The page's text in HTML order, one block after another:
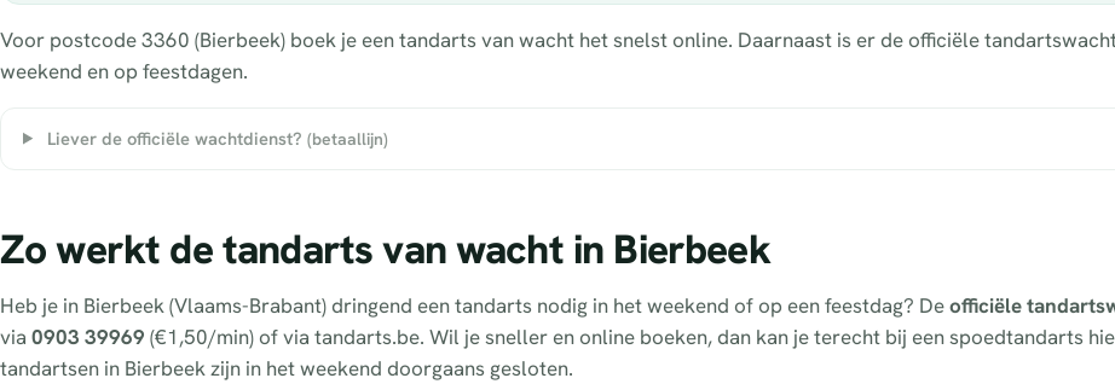
Voor postcode 3360 (Bierbeek) boek je een tandarts van wacht het snelst online. Daarnaast is er de officiële
weekend en op feestdagen.
Liever de officiële wachtdienst? (betaallijn)
Zo werkt de tandarts van wacht in Bierbeek
Heb je in Bierbeek (Vlaams-Brabant) dringend een tandarts nodig in het weekend of op een feestdag? Deofficiële
via 0903 39969 (€1,50/min) of via tandarts.be. Wil je sneller en online boeken, dan kan je terecht bij een spoedtandarts
tandartsen in Bierbeek zijn in het weekend doorgaans gesloten.